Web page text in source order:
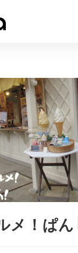
メ！ぱん